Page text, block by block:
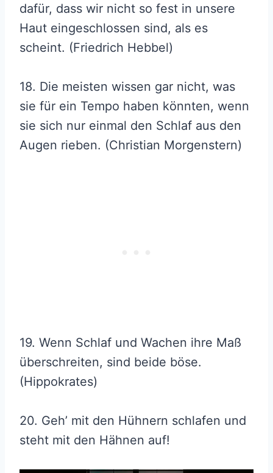
dafür, dass wir nicht so fest in unsere
Haut eingeschlossen sind, als es
scheint. (Friedrich Hebbel)
18. Die meisten wissen gar nicht, was
sie für ein Tempo haben könnten, wenn
sie sich nur einmal den Schlaf aus den
Augen rieben. (Christian Morgenstern)
19. Wenn Schlaf und Wachen ihre Maß
überschreiten, sind beide böse.
(Hippokrates)
20. Geh’ mit den Hühnern schlafen und
steht mit den Hähnen auf!